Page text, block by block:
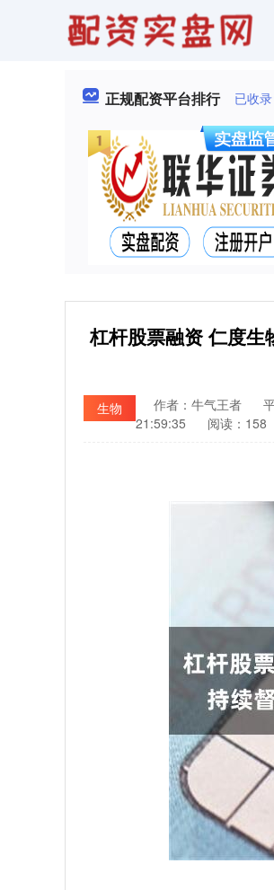
正规配资平台排行 已收录
杠杆股票融资 仁度
生物 作者：牛气王者
21:59:35
阅读：158